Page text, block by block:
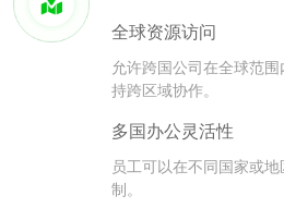
全球资源访问
允许跨国公司在全球范
持跨区域协作。
多国办公灵活性
员工可以在不同国家或
制。